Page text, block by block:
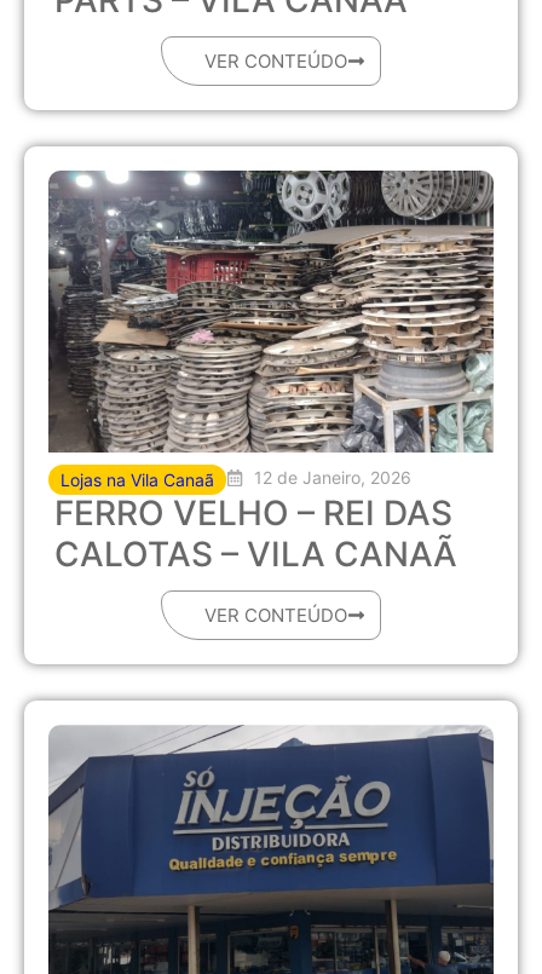
VER CONTEÚDO
Lojas na Vila Canaã 12 de Janeiro, 2026
FERRO VELHO – REI DAS
CALOTAS – VILA CANAÃ
VER CONTEÚDO